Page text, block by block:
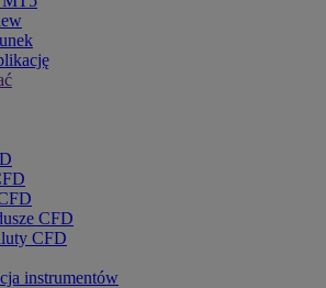
CFD
CFD
instrumentów